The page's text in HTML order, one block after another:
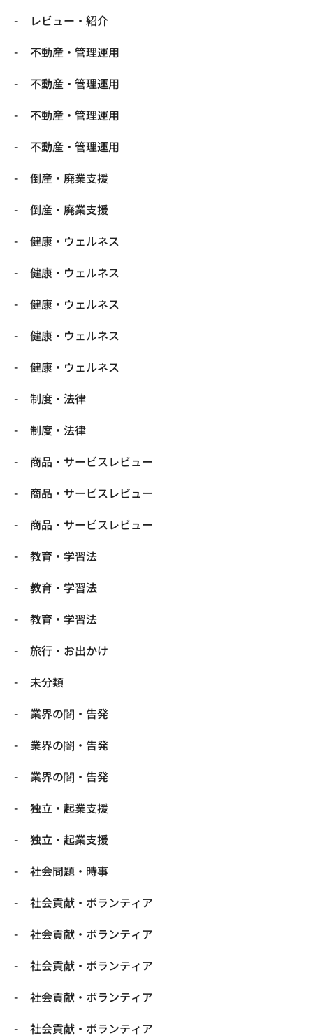
レビュー・紹介
不動産・管理運用
不動産・管理運用
不動産・管理運用
不動産・管理運用
倒産・廃業支援
倒産・廃業支援
健康・ウェルネス
健康・ウェルネス
健康・ウェルネス
健康・ウェルネス
健康・ウェルネス
制度・法律
制度・法律
商品・サービスレビュー
商品・サービスレビュー
商品・サービスレビュー
教育・学習法
教育・学習法
教育・学習法
旅行・お出かけ
未分類
業界の闇・告発
業界の闇・告発
業界の闇・告発
独立・起業支援
独立・起業支援
社会問題・時事
社会貢献・ボランティア
社会貢献・ボランティア
社会貢献・ボランティア
社会貢献・ボランティア
社会貢献・ボランティア